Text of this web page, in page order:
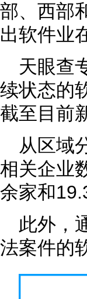
部、西部
出软件业
天眼查
续状态的
截至目前
从区域
相关企业
余家和
此外，
法案件的